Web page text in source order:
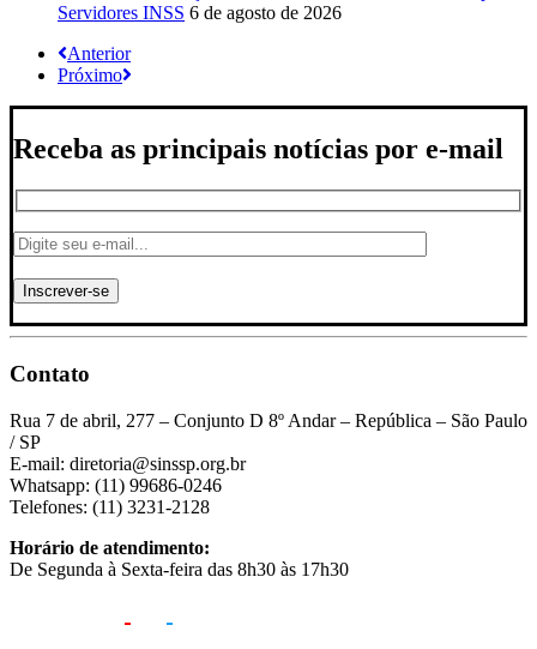
Servidores INSS 6 de agosto de 2026
Anterior
Próximo
Receba as principais notícias por e-mail
Contato
Rua 7 de abril, 277 – Conjunto D 8º Andar – República – São Paulo
/ SP
E-mail: diretoria@sinssp.org.br
Whatsapp: (11) 99686-0246
Telefones: (11) 3231-2128
Horário de atendimento:
De Segunda à Sexta-feira das 8h30 às 17h30